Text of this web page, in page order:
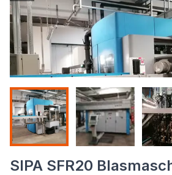
SIPA SFR20